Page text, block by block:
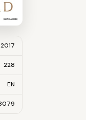
2017
228
EN